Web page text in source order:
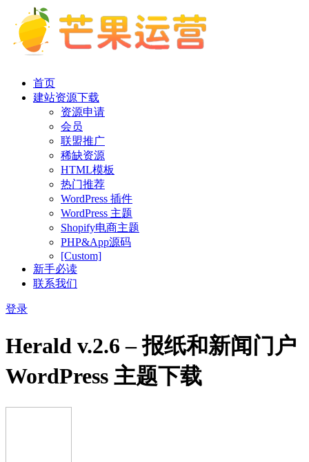
首页
建站资源下载
资源申请
会员
联盟推广
稀缺资源
HTML模板
热门推荐
WordPress 插件
WordPress 主题
Shopify电商主题
PHP&App源码
[Custom]
新手必读
联系我们
登录
Herald v.2.6 – 报纸和新闻门户
WordPress 主题下载